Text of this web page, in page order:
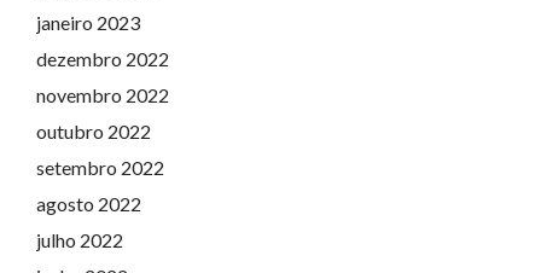
janeiro 2023
dezembro 2022
novembro 2022
outubro 2022
setembro 2022
agosto 2022
julho 2022